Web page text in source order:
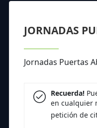
JORNADAS
Jornadas Puertas
Recuerda!
en cualquier
petición de